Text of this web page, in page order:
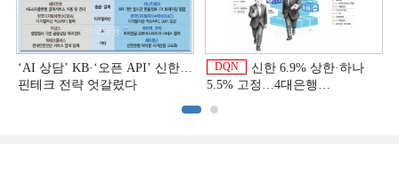
‘AI 상담’ KB·‘오픈 API’ 신한…
핀테크 전략 엇갈렸다
DQN
신한 6.9% 상한·하나
5.5% 고정…4대은행